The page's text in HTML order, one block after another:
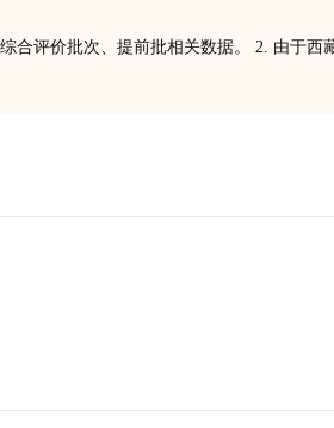
合评价批次、提前批相关数据。 2. 由于